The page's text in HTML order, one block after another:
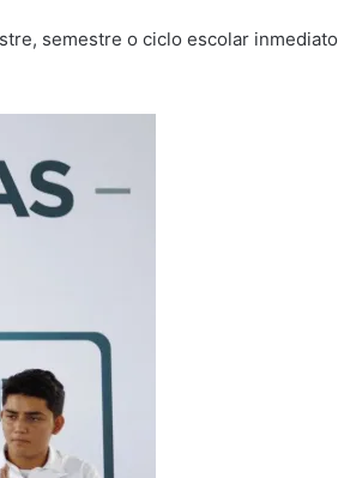
semestre o ciclo escolar inmediato